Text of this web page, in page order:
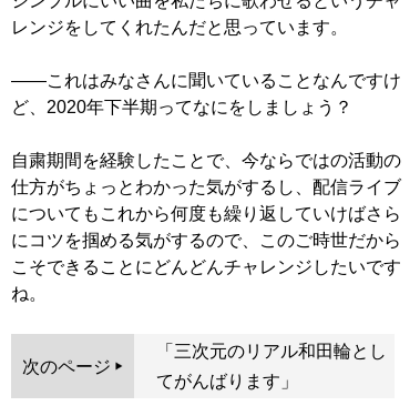
レンジをしてくれたんだと思っています。
――これはみなさんに聞いていることなんですけ
ど、2020年下半期ってなにをしましょう？
自粛期間を経験したことで、今ならではの活動の
仕方がちょっとわかった気がするし、配信ライブ
についてもこれから何度も繰り返していけばさら
にコツを掴める気がするので、このご時世だから
こそできることにどんどんチャレンジしたいです
ね。
次のページ
「三次元のリアル和田輪とし
てがんばります」